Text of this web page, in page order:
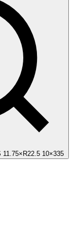
11.75×R22.5 10×335